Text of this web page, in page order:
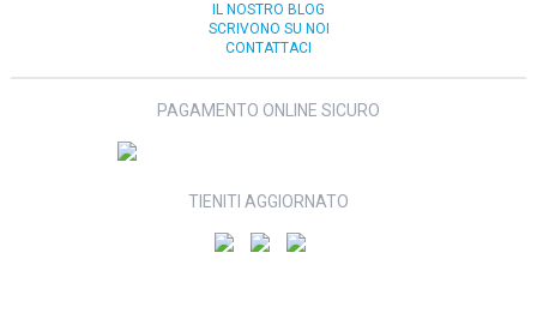
IL NOSTRO BLOG
SCRIVONO SU NOI
CONTATTACI
PAGAMENTO ONLINE SICURO
TIENITI AGGIORNATO